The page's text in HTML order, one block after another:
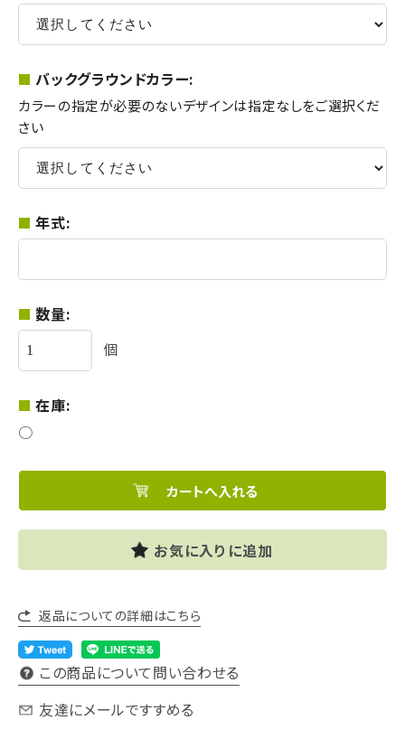
バックグラウンドカラー:
カラーの指定が必要のないデザインは指定なしをご選択くだ
さい
年式:
数量:
個
在庫:
○
お気に入りに追加
返品についての詳細はこちら
この商品について問い合わせる
友達にメールですすめる